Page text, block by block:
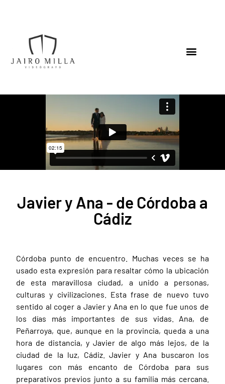
Javier y Ana - de Córdoba a
Cádiz
Córdoba punto de encuentro. Muchas veces se ha
usado esta expresión para resaltar cómo la ubicación
de esta maravillosa ciudad, a unido a personas,
culturas y civilizaciones. Esta frase de nuevo tuvo
sentido al coger a Javier y Ana en lo que fue unos de
los días más importantes de sus vidas. Ana, de
Peñarroya, que, aunque en la provincia, queda a una
hora de distancia, y Javier de algo más lejos, de la
ciudad de la luz, Cádiz. Javier y Ana buscaron los
lugares con más encanto de Córdoba para sus
preparativos previos junto a su familia más cercana.